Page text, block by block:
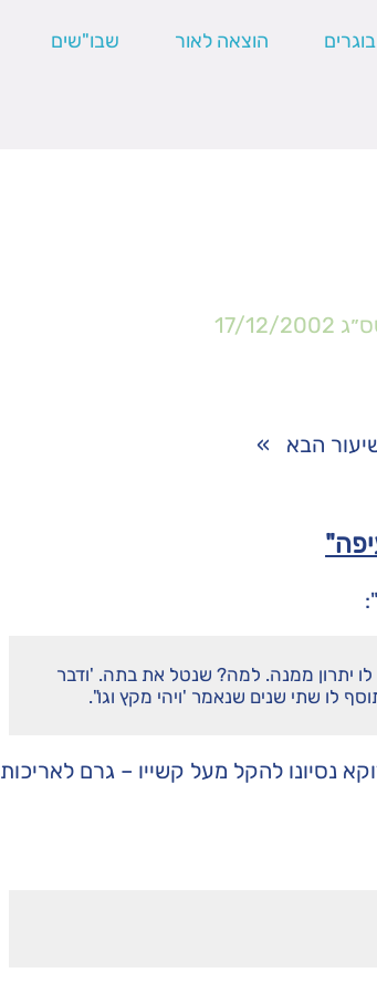
בוגרים הוצאה לאור שבו"שים
17/12/2002
הבא »
יתרון ממנה. למה? שנטל את בתה. 'ודבר
לו שתי שנים שנאמר 'ויהי מקץ וגו".
נסיונו להקל מעל קשייו – גרם לאריכות